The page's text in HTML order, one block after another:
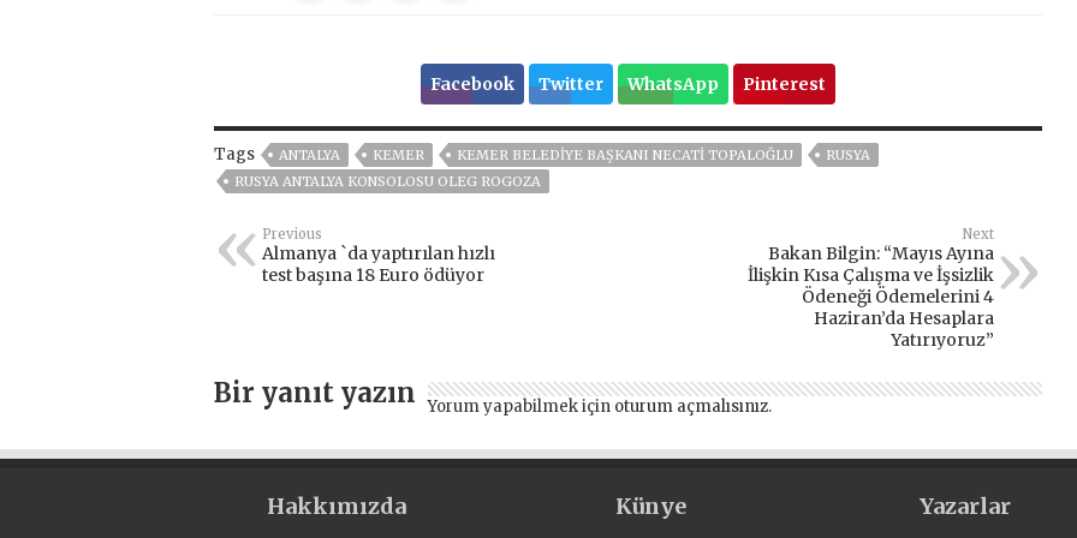
Facebook Twitter WhatsApp Pinterest
Tags ANTALYA KEMER KEMER BELEDIYE BAŞKANI NECATI TOPALOĞLU
RUSYA
RUSYA ANTALYA KONSOLOSU OLEG ROGOZA
Previous
Almanya `da yaptırılan hızlı
test başına 18 Euro ödüyor
Next
Bakan Bilgin: “Mayıs Ayına
İlişkin Kısa Çalışma ve İşsizlik
Ödeneği Ödemelerini 4
Haziran’da Hesaplara
Yatırıyoruz”
Bir yanıt yazın Yorum yapabilmek için oturum açmalısınız.
Hakkımızda Künye Yazarlar